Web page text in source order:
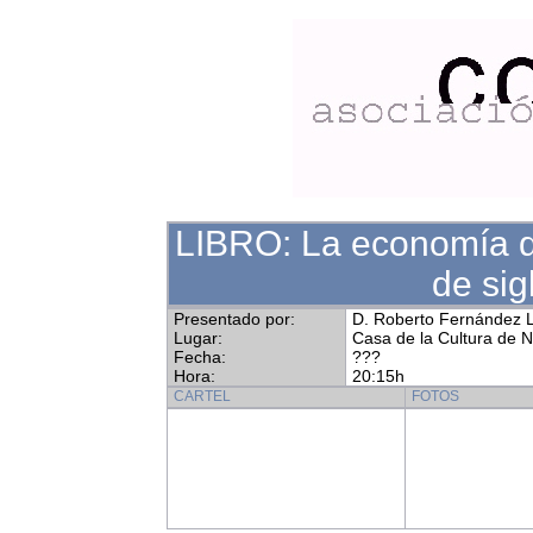
LIBRO: La economía
de
Presentado por:
Lugar:
Fecha:
Hora:
D. Roberto Fernández
Casa de la Cultura de
???
20:15h
CARTEL FOTOS